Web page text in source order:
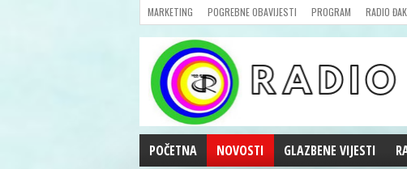
MARKETING POGREBNE OBAVIJESTI PROGRAM RADIO
POČETNA NOVOSTI GLAZBENE VIJESTI